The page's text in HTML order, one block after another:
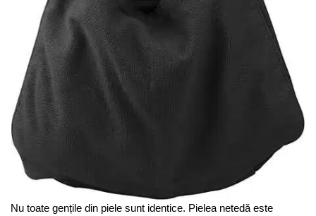
Nu toate gențile din piele sunt identice. Pielea netedă este